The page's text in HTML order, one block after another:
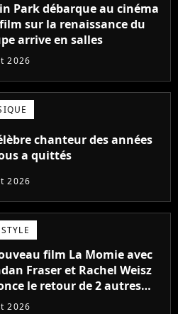
Park débarque au cinéma
sur la renaissance du
arrive en salles
2026
chanteur des années
a quittés
2026
film La Momie avec
Fraser et Rachel Weisz
le retour de 2 autres
emblématiques de
2026